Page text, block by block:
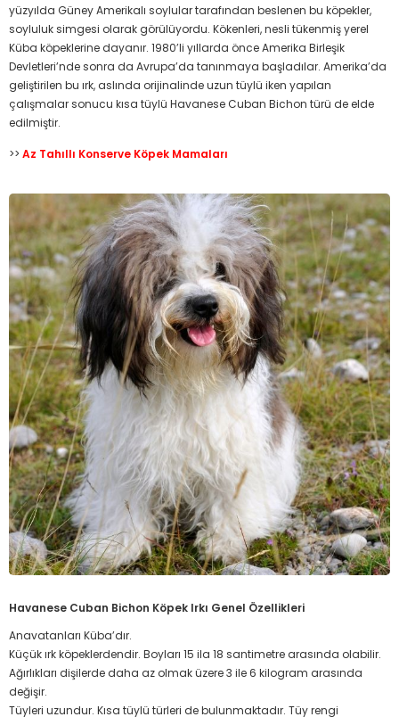
yüzyılda Güney Amerikalı soylular tarafından beslenen bu köpekler,
soyluluk simgesi olarak görülüyordu. Kökenleri, nesli tükenmiş yerel
Küba köpeklerine dayanır. 1980’li yıllarda önce Amerika Birleşik
Devletleri’nde sonra da Avrupa’da tanınmaya başladılar. Amerika’da
geliştirilen bu ırk, aslında orijinalinde uzun tüylü iken yapılan
çalışmalar sonucu kısa tüylü Havanese Cuban Bichon türü de elde
edilmiştir.
>> Az Tahıllı Konserve Köpek Mamaları
Havanese Cuban Bichon Köpek Irkı Genel Özellikleri
Anavatanları Küba’dır.
Küçük ırk köpeklerdendir. Boyları 15 ila 18 santimetre arasında olabilir.
Ağırlıkları dişilerde daha az olmak üzere 3 ile 6 kilogram arasında
değişir.
Tüyleri uzundur. Kısa tüylü türleri de bulunmaktadır. Tüy rengi